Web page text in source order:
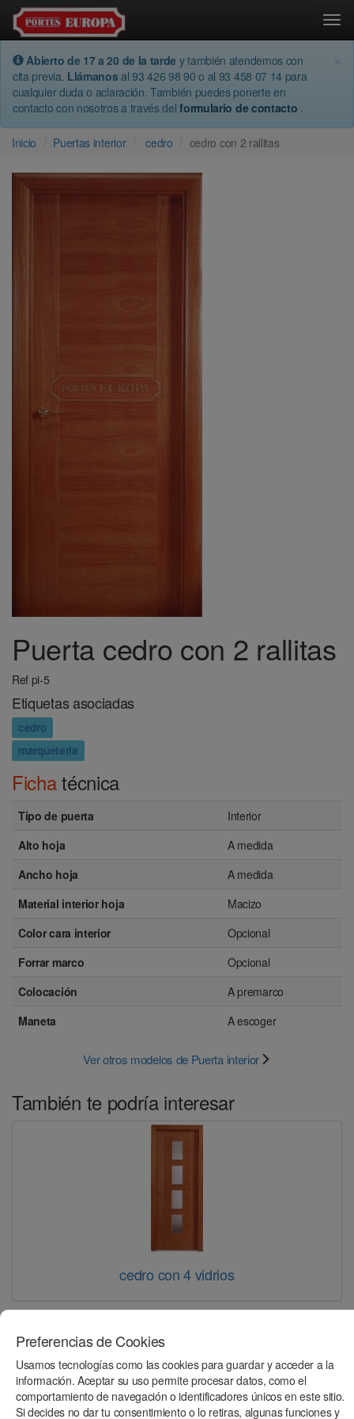
Abierto de 17 a 20 de la tarde y también atendemos con
cita previa. Llámanos al 93 426 98 90 o al 93 458 07 14 para
cualquier duda o aclaración. También puedes ponerte en
contacto con nosotros a través del formulario de contacto .
Inicio Puertas interior cedro cedro con 2 rallitas
Puerta cedro con 2 rallitas
Ref pi-5
Etiquetas asociadas
cedro
marqueteria
Fichatécnica
Tipo de puerta
Interior
Alto hoja
A medida
Ancho hoja
A medida
Material interior hoja
Macizo
Color cara interior
Opcional
Forrar marco
Opcional
Colocación
A premarco
Maneta
A escoger
Ver otros modelos de Puerta interior
También te podría interesar
cedro con 4 vidrios
Preferencias de Cookies
Usamos tecnologías como las cookies para guardar y acceder a la
información. Aceptar su uso permite procesar datos, como el
comportamiento de navegación o identificadores únicos en este sitio.
Si decides no dar tu consentimiento o lo retiras, algunas funciones y